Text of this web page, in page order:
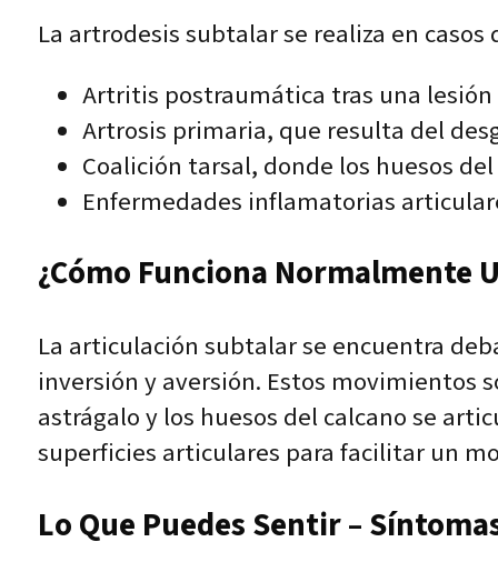
La artrodesis subtalar se realiza en
Artritis postraumática tras una
Artrosis primaria, que resulta del
Coalición tarsal, donde los huesos
Enfermedades inflamatorias
¿Cómo Funciona Normalmente
La articulación subtalar se encuentra
inversión y aversión. Estos movimientos
astrágalo y los huesos del calcano se
superficies articulares para facilitar un
Lo Que Puedes Sentir –